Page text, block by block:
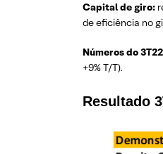
Capital de giro:
de eficiência no
Números do
+9% T/T).
Resultado